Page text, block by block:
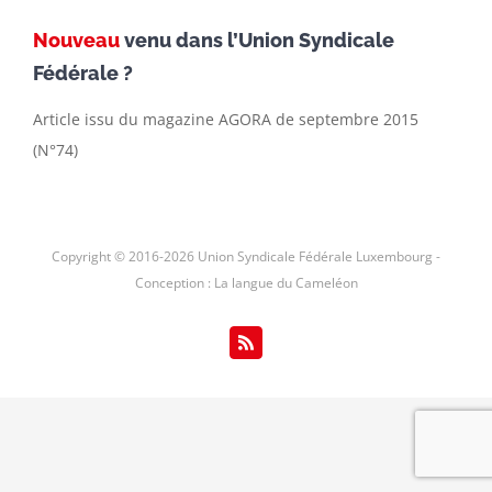
Nouveauvenu dans l’Union Syndicale
Fédérale ?
Article issu du magazine AGORA de septembre 2015
(N°74)
Copyright © 2016-2026 Union Syndicale Fédérale Luxembourg -
Conception : La langue du Cameléon
Rss